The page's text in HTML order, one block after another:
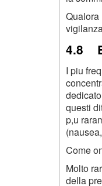
Qualora
4.8
I piu
questi
p,u
Come
Molto
della